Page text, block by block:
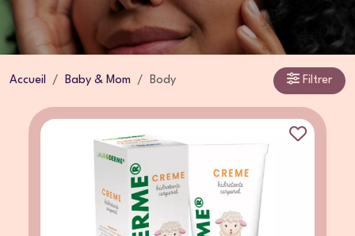
Accueil Baby & Mom Body Filtrer